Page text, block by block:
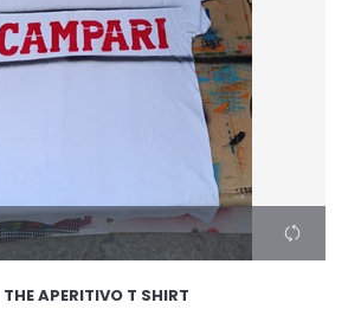
THE APERITIVO T SHIRT